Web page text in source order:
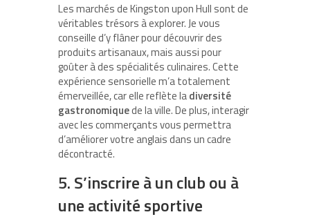
Les marchés de Kingston upon Hull sont de
véritables trésors à explorer. Je vous
conseille d’y flâner pour découvrir des
produits artisanaux, mais aussi pour
goûter à des spécialités culinaires. Cette
expérience sensorielle m’a totalement
émerveillée, car elle reflète ladiversité
gastronomiquede la ville. De plus, interagir
avec les commerçants vous permettra
d’améliorer votre anglais dans un cadre
décontracté.
5. S’inscrire à un club ou à
une activité sportive